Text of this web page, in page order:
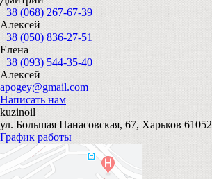
+38 (068) 267-67-39
Алексей
+38 (050) 836-27-51
Елена
+38 (093) 544-35-40
Алексей
apogey@gmail.com
Написать нам
kuzinoil
ул. Большая Панасовская, 67, Харьков 61052
График работы